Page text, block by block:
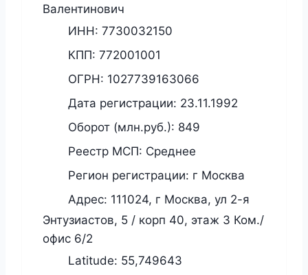
Валентинович
ИНН: 7730032150
КПП: 772001001
ОГРН: 1027739163066
Дата регистрации: 23.11.1992
Оборот (млн.руб.): 849
Реестр МСП: Среднее
Регион регистрации: г Москва
Адрес: 111024, г Москва, ул 2-я
Энтузиастов, 5 / корп 40, этаж 3 Ком./
офис 6/2
Latitude: 55,749643